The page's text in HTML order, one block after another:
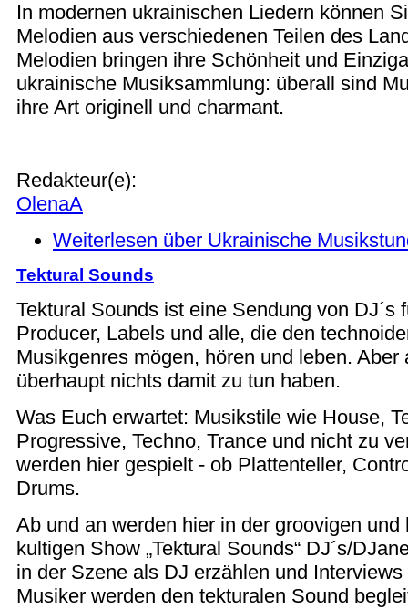
In modernen ukrainischen Liedern können
Melodien aus verschiedenen Teilen des
Melodien bringen ihre Schönheit und
ukrainische Musiksammlung: überall sind
ihre Art originell und charmant.
Redakteur(e):
OlenaA
Weiterlesen über Ukrainische
Tektural Sounds
Tektural Sounds ist eine Sendung von DJ´s
Producer, Labels und alle, die den
Musikgenres mögen, hören und leben. Aber
überhaupt nichts damit zu tun haben.
Was Euch erwartet: Musikstile wie House,
Progressive, Techno, Trance und nicht zu
werden hier gespielt - ob Plattenteller,
Drums.
Ab und an werden hier in der groovigen und
kultigen Show „Tektural Sounds“ DJ´s/
in der Szene als DJ erzählen und
Musiker werden den tekturalen Sound